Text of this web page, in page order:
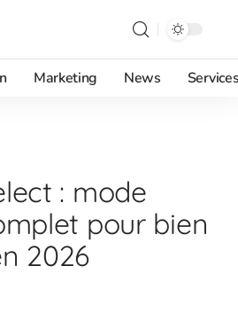
Marketing News
: mode
pour bien
2026